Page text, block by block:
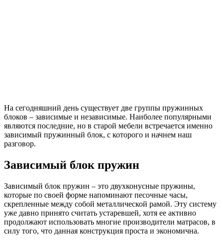
На сегодняшний день существует две группы пружинных
блоков – зависимые и независимые. Наиболее популярными
являются последние, но в старой мебели встречается именно
зависимый пружинный блок, с которого и начнем наш
разговор.
Зависимый блок пружин
Зависимый блок пружин – это двухконусные пружины,
которые по своей форме напоминают песочные часы,
скрепленные между собой металлической рамой. Эту систему
уже давно принято считать устаревшей, хотя ее активно
продолжают использовать многие производители матрасов, в
силу того, что данная конструкция проста и экономична.